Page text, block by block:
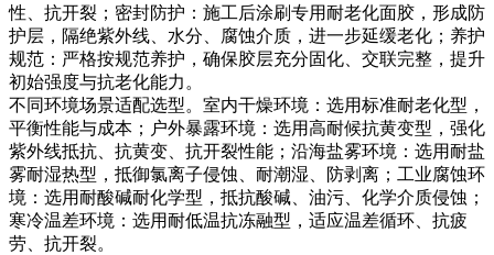
性、抗开裂；密封防护：施工后涂刷专用耐老化面胶，形成防
护层，隔绝紫外线、水分、腐蚀介质，进一步延缓老化；养护
规范：严格按规范养护，确保胶层充分固化、交联完整，提升
初始强度与抗老化能力。
不同环境场景适配选型。室内干燥环境：选用标准耐老化型，
平衡性能与成本；户外暴露环境：选用高耐候抗黄变型，强化
紫外线抵抗、抗黄变、抗开裂性能；沿海盐雾环境：选用耐盐
雾耐湿热型，抵御氯离子侵蚀、耐潮湿、防剥离；工业腐蚀环
境：选用耐酸碱耐化学型，抵抗酸碱、油污、化学介质侵蚀；
寒冷温差环境：选用耐低温抗冻融型，适应温差循环、抗疲
劳、抗开裂。